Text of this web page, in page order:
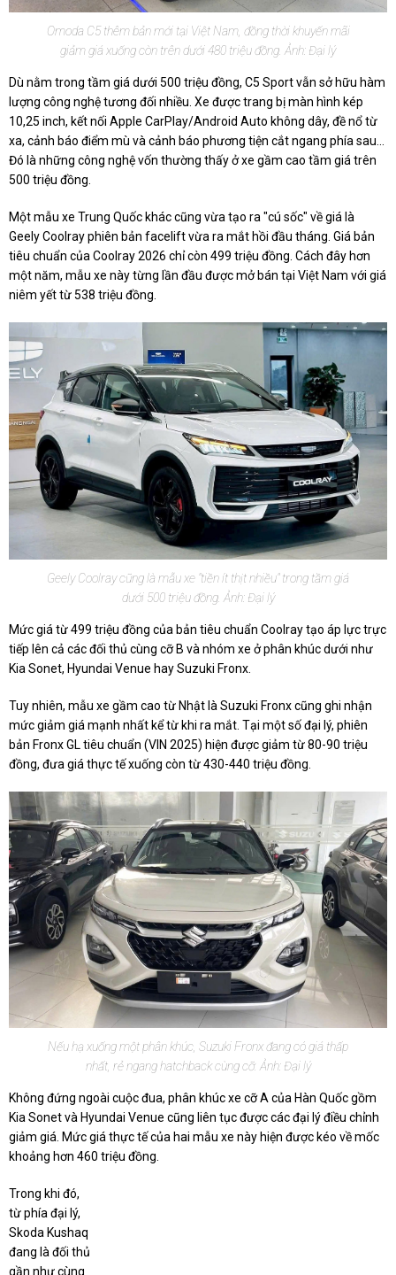
Omoda C5 thêm bản mới tại Việt Nam, đồng thời khuyến mãi
giảm giá xuống còn trên dưới 480 triệu đồng. Ảnh: Đại lý
Dù nằm trong tầm giá dưới 500 triệu đồng, C5 Sport vẫn sở hữu hàm
lượng công nghệ tương đối nhiều. Xe được trang bị màn hình kép
10,25 inch, kết nối Apple CarPlay/Android Auto không dây, đề nổ từ
xa, cảnh báo điểm mù và cảnh báo phương tiện cắt ngang phía sau...
Đó là những công nghệ vốn thường thấy ở xe gầm cao tầm giá trên
500 triệu đồng.
Một mẫu xe Trung Quốc khác cũng vừa tạo ra "cú sốc" về giá là
Geely Coolray phiên bản facelift vừa ra mắt hồi đầu tháng. Giá bản
tiêu chuẩn của Coolray 2026 chỉ còn 499 triệu đồng. Cách đây hơn
một năm, mẫu xe này từng lần đầu được mở bán tại Việt Nam với giá
niêm yết từ 538 triệu đồng.
Geely Coolray cũng là mẫu xe "tiền ít thịt nhiều" trong tầm giá
dưới 500 triệu đồng. Ảnh: Đại lý
Mức giá từ 499 triệu đồng của bản tiêu chuẩn Coolray tạo áp lực trực
tiếp lên cả các đối thủ cùng cỡ B và nhóm xe ở phân khúc dưới như
Kia Sonet, Hyundai Venue hay Suzuki Fronx.
Tuy nhiên, mẫu xe gầm cao từ Nhật là Suzuki Fronx cũng ghi nhận
mức giảm giá mạnh nhất kể từ khi ra mắt. Tại một số đại lý, phiên
bản Fronx GL tiêu chuẩn (VIN 2025) hiện được giảm từ 80-90 triệu
đồng, đưa giá thực tế xuống còn từ 430-440 triệu đồng.
Nếu hạ xuống một phân khúc, Suzuki Fronx đang có giá thấp
nhất, rẻ ngang hatchback cùng cỡ. Ảnh: Đại lý
Không đứng ngoài cuộc đua, phân khúc xe cỡ A của Hàn Quốc gồm
Kia Sonet và Hyundai Venue cũng liên tục được các đại lý điều chỉnh
giảm giá. Mức giá thực tế của hai mẫu xe này hiện được kéo về mốc
khoảng hơn 460 triệu đồng.
Trong khi đó,
từ phía đại lý,
Skoda Kushaq
đang là đối thủ
gần như cùng